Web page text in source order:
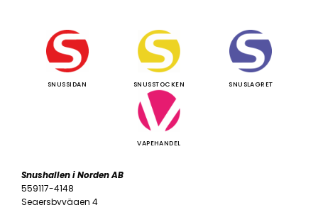
SNUSSIDAN SNUSSTOCKEN SNUSLAGRET
VAPEHANDEL
Snushallen i Norden AB
559117-4148
Segersbyvägen 4